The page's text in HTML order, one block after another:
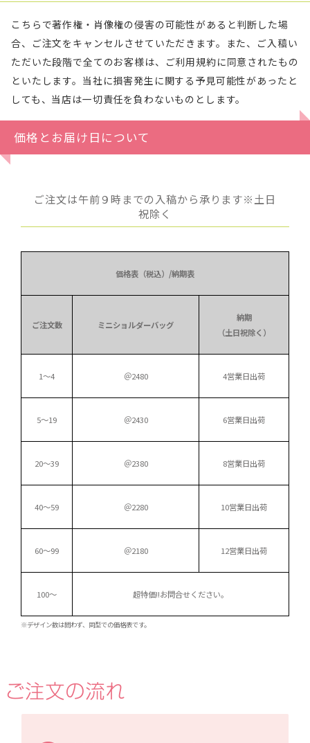
こちらで著作権・肖像権の侵害の可能性があると判断した場
合、ご注文をキャンセルさせていただきます。また、ご入稿い
ただいた段階で全てのお客様は、ご利用規約に同意されたもの
といたします。当社に損害発生に関する予見可能性があったと
しても、当店は一切責任を負わないものとします。
価格とお届け日について
ご注文は午前９時までの入稿から承ります※土日
祝除く
価格表（税込）/納期表
ご注文数 ミニショルダーバッグ
納期
（土日祝除く）
1～4 ＠2480 4営業日出荷
5～19 ＠2430 6営業日出荷
20～39 ＠2380 8営業日出荷
40～59 ＠2280 10営業日出荷
60～99 ＠2180 12営業日出荷
100～ 超特価!!お問合せください。
※デザイン数は問わず、同型での価格表です。